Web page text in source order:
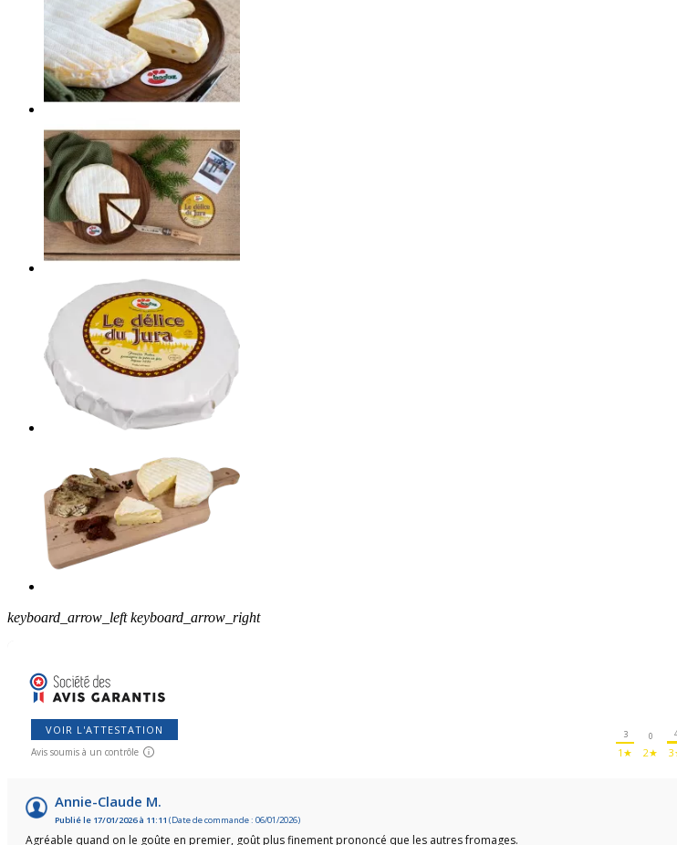
keyboard_arrow_left keyboard_arrow_right
VOIR L'ATTESTATION
Avis soumis à un contrôle
3
1★
0
2★
Annie-Claude M.
Publié le 17/01/2026 à 11:11 (Date de commande : 06/01/2026)
Agréable quand on le goûte en premier, goût plus finement prononcé que les autres fromages.